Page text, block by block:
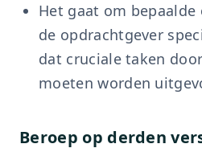
Het gaat om
de opdrachtgever
dat cruciale taken
moeten worden
Beroep op derden